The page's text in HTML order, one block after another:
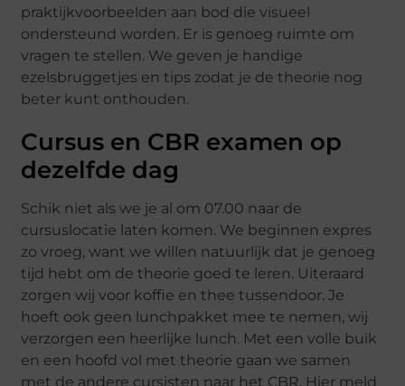
praktijkvoorbeelden aan bod die visueel
ondersteund worden. Er is genoeg ruimte om
vragen te stellen. We geven je handige
ezelsbruggetjes en tips zodat je de theorie nog
beter kunt onthouden.
Cursus en CBR examen op
dezelfde dag
Schik niet als we je al om 07.00 naar de
cursuslocatie laten komen. We beginnen expres
zo vroeg, want we willen natuurlijk dat je genoeg
tijd hebt om de theorie goed te leren. Uiteraard
zorgen wij voor koffie en thee tussendoor. Je
hoeft ook geen lunchpakket mee te nemen, wij
verzorgen een heerlijke lunch. Met een volle buik
en een hoofd vol met theorie gaan we samen
met de andere cursisten naar het CBR. Hier meld